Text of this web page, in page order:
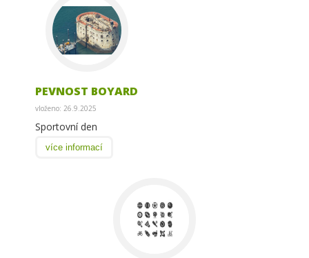
PEVNOST BOYARD
vloženo: 26.9.2025
Sportovní den
více informací